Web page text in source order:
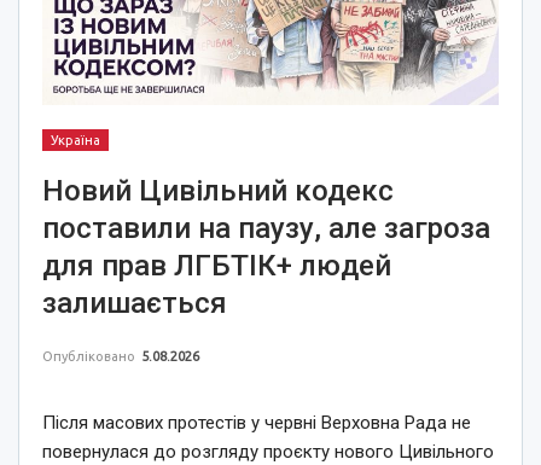
Україна
Новий Цивільний кодекс
поставили на паузу, але загроза
для прав ЛГБТІК+ людей
залишається
Опубліковано 5.08.2026
Після масових протестів у червні Верховна Рада не
повернулася до розгляду проєкту нового Цивільного